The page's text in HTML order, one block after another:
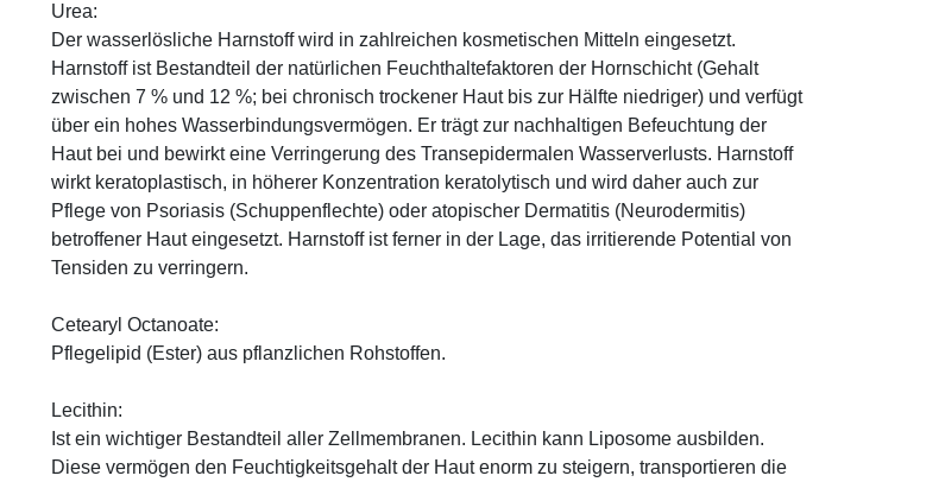
Urea:
Der wasserlösliche Harnstoff wird in zahlreichen kosmetischen Mitteln eingesetzt.
Harnstoff ist Bestandteil der natürlichen Feuchthaltefaktoren der Hornschicht (Gehalt
zwischen 7 % und 12 %; bei chronisch trockener Haut bis zur Hälfte niedriger) und verfügt
über ein hohes Wasserbindungsvermögen. Er trägt zur nachhaltigen Befeuchtung der
Haut bei und bewirkt eine Verringerung des Transepidermalen Wasserverlusts. Harnstoff
wirkt keratoplastisch, in höherer Konzentration keratolytisch und wird daher auch zur
Pflege von Psoriasis (Schuppenflechte) oder atopischer Dermatitis (Neurodermitis)
betroffener Haut eingesetzt. Harnstoff ist ferner in der Lage, das irritierende Potential von
Tensiden zu verringern.
Cetearyl Octanoate:
Pflegelipid (Ester) aus pflanzlichen Rohstoffen.
Lecithin:
Ist ein wichtiger Bestandteil aller Zellmembranen. Lecithin kann Liposome ausbilden.
Diese vermögen den Feuchtigkeitsgehalt der Haut enorm zu steigern, transportieren die